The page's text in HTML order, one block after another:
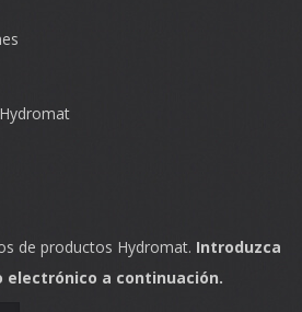
de productos Hydromat. Introduzca
electrónico a continuación.